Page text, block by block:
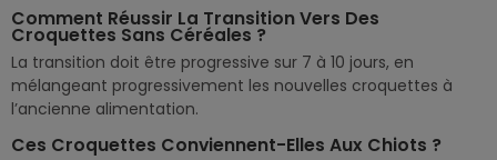
Comment Réussir La Transition Vers Des
Croquettes Sans Céréales ?
La transition doit être progressive sur 7 à 10 jours, en
mélangeant progressivement les nouvelles croquettes à
l’ancienne alimentation.
Ces Croquettes Conviennent-Elles Aux Chiots ?